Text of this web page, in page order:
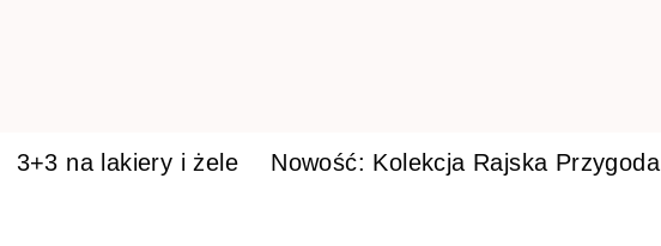
3+3 na lakiery i żele Nowość: Kolekcja Rajska Przygoda